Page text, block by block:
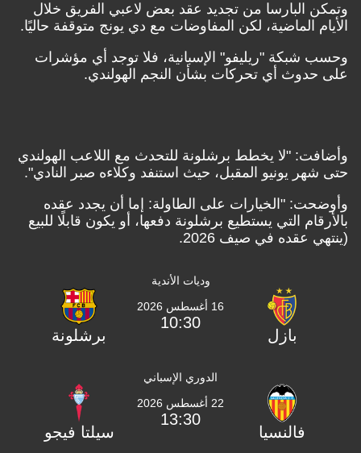
وتمكن البارسا من تجديد عقد بعض لاعبي الفريق خلال
الأيام الماضية، لكن المفاوضات مع دي يونج متوقفة حاليًا.
وحسب شبكة "ريليفو" الإسبانية، فلا توجد أي مؤشرات
على حدوث أي تحركات بشأن النجم الهولندي.
وأضافت: "لا يخطط برشلونة للتحدث مع اللاعب الهولندي
حتى شهر يونيو المقبل، حيث استنفد وكلاءه صبر النادي".
وأوضحت: "الخيارات على الطاولة: إما أن يجدد عقده
بالأرقام التي يستطيع برشلونة دفعها، أو يكون قابلًا للبيع
(ينتهي عقده في صيف 2026.
وديات الأندية
بازل
16 أغسطس 2026
10:30
برشلونة
الدوري الإسباني
فالنسيا
22 أغسطس 2026
13:30
سيلتا فيجو